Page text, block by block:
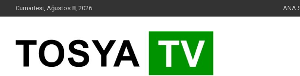
to
Cumartesi, Ağustos 8, 2026 ANA